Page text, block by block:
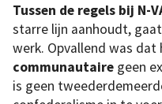
Tussen de regels bij N-
starre lijn aanhoudt,
werk. Opvallend was dat
communautaire geen
is geen